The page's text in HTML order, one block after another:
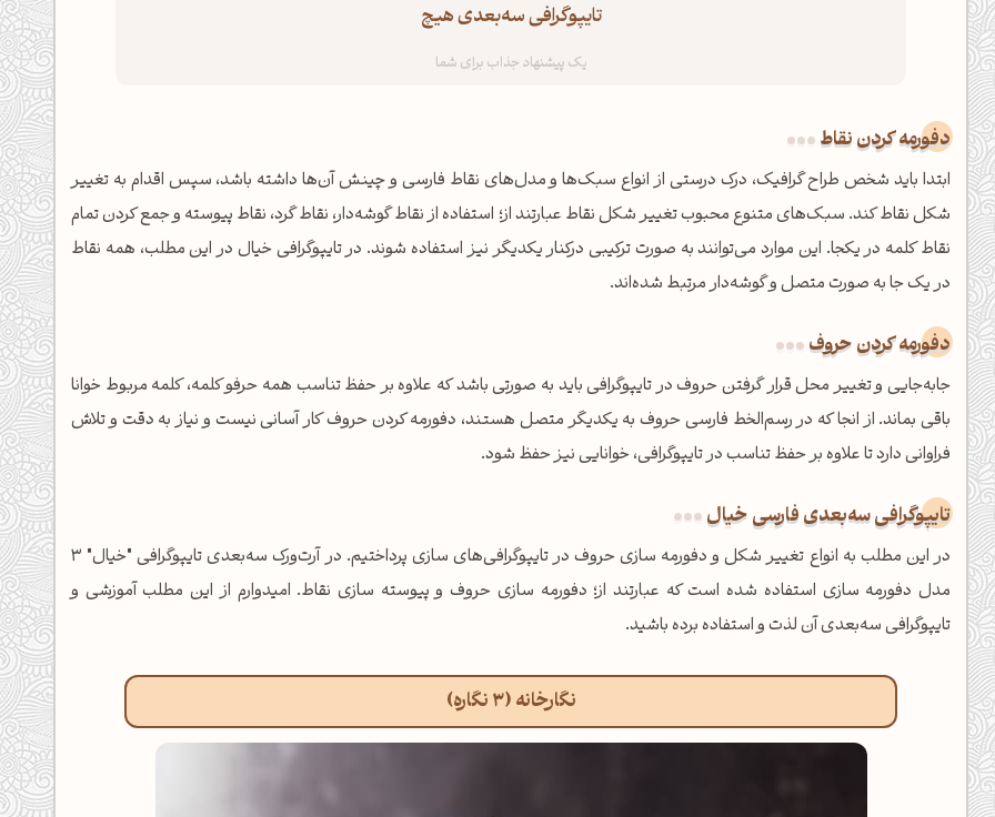
تایپوگرافی سه‌بعدی هیچ
دفورمه کردن نقاط
ابتدا باید شخص طراح گرافیک، درک درستی از انواع سبک‌ها و مدل‌های نقاط فارسی و چینش آن‌ها داشته باشد، سپس اقدام به تغییر
شکل نقاط کند. سبک‌های متنوع محبوب تغییر شکل نقاط عبارتند از؛ استفاده از نقاط گوشه‌دار، نقاط گرد، نقاط پیوسته و جمع کردن تمام
نقاط کلمه در یکجا. این موارد می‌توانند به صورت ترکیبی درکنار یکدیگر نیز استفاده شوند. در تایپوگرافی خیال در این مطلب، همه نقاط
در یک جا به صورت متصل و گوشه‌دار مرتبط شده‌اند.
دفورمه کردن حروف
جابه‌جایی و تغییر محل قرار گرفتن حروف در تایپوگرافی باید به صورتی باشد که علاوه بر حفظ تناسب همه حرفو کلمه، کلمه مربوط خوانا
باقی بماند. از انجا که در رسم‌الخط فارسی حروف به یکدیگر متصل هستند، دفورمه کردن حروف کار آسانی نیست و نیاز به دقت و تلاش
فراوانی دارد تا علاوه بر حفظ تناسب در تایپوگرافی، خوانایی نیز حفظ شود.
تایپوگرافی سه‌بعدی فارسی خیال
در این مطلب به انواع تغییر شکل و دفورمه سازی حروف در تایپوگرافی‌های سازی پرداختیم. در آرت‌ورک سه‌بعدی تایپوگرافی "خیال" 3
مدل دفورمه سازی استفاده شده است که عبارتند از؛ دفورمه سازی حروف و پیوسته سازی نقاط. امیدوارم از این مطلب آموزشی و
تایپوگرافی سه‌بعدی آن لذت و استفاده برده باشید.
نگارخانه (3 نگاره)
کانال ایــتا
کانال بلـــه
اَپ اندروید اَپ ویندوز